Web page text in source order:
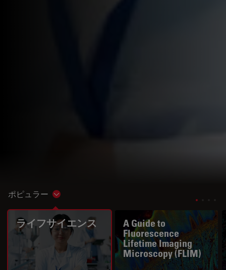
ポピュラー Show subnavigation
ライフサイエンス
A Guide to
Fluorescence
Lifetime Imaging
Microscopy (FLIM)